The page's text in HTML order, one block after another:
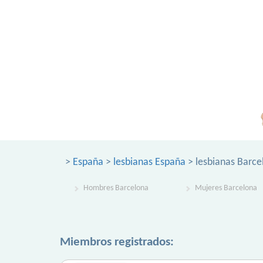
> España > lesbianas España > lesbianas
Hombres Barcelona Mujeres Barcelona
Miembros registrados: